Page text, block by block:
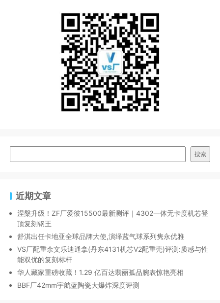
搜索
近期文章
涅槃升级！ZF厂爱彼15500最新测评｜4302一体无卡度机芯登
顶复刻钢王
舒淇出任卡地亚全球品牌大使,演绎蓝气球系列隽永优雅
VS厂配重余文乐迪通拿(丹东4131机芯V2配重壳)评测:质感与性
能双优的复刻标杆
华人藏家重磅收藏！1.29 亿百达翡丽孤品腕表惊艳亮相
BBF厂42mm宇航蓝陶瓷大爆炸深度评测